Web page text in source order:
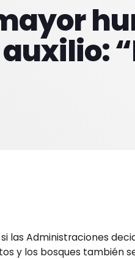
auxilio:
si las Administraciones
y los bosques también